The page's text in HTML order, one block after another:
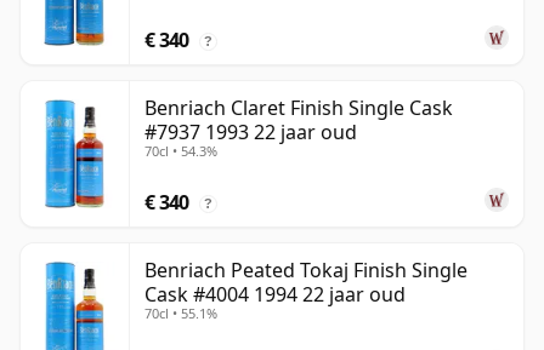
€ 340 ?
Benriach Claret Finish Single Cask
#7937 1993 22 jaar oud
70cl • 54.3%
€ 340 ?
Benriach Peated Tokaj Finish Single
Cask #4004 1994 22 jaar oud
70cl • 55.1%